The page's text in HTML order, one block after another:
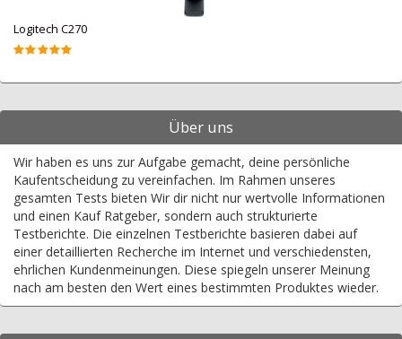
Logitech C270
Über uns
Wir haben es uns zur Aufgabe gemacht, deine persönliche
Kaufentscheidung zu vereinfachen. Im Rahmen unseres
gesamten Tests bieten Wir dir nicht nur wertvolle Informationen
und einen Kauf Ratgeber, sondern auch strukturierte
Testberichte. Die einzelnen Testberichte basieren dabei auf
einer detaillierten Recherche im Internet und verschiedensten,
ehrlichen Kundenmeinungen. Diese spiegeln unserer Meinung
nach am besten den Wert eines bestimmten Produktes wieder.